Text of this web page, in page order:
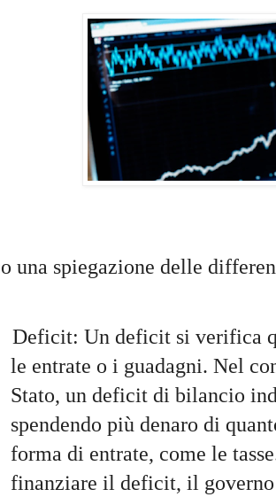
una spiegazione delle
Deficit: Un deficit si verifica
le entrate o i guadagni. Nel
Stato, un deficit di bilancio
spendendo più denaro di
forma di entrate, come le
finanziare il deficit, il governo